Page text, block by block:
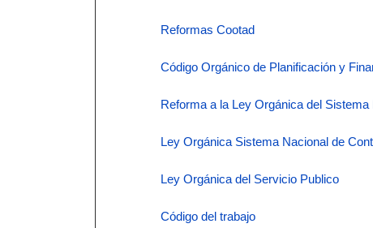
Reformas Cootad
Código Orgánico de Planificación y
Reforma a la Ley Orgánica del
Ley Orgánica Sistema Nacional de
Ley Orgánica del Servicio Publico
Código del trabajo